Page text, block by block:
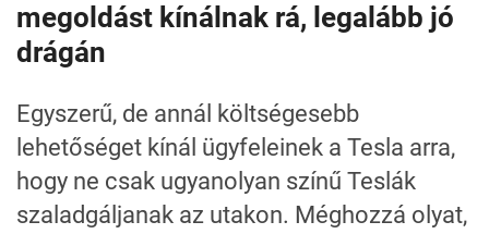
megoldást kínálnak rá, legalább jó
drágán
Egyszerű, de annál költségesebb
lehetőséget kínál ügyfeleinek a Tesla arra,
hogy ne csak ugyanolyan színű Teslák
szaladgáljanak az utakon. Méghozzá olyat,